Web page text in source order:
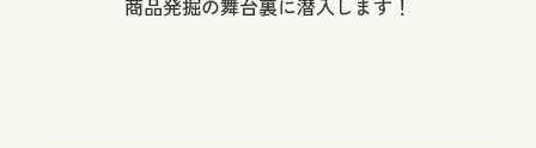
商品発掘の舞台裏に潜入します！